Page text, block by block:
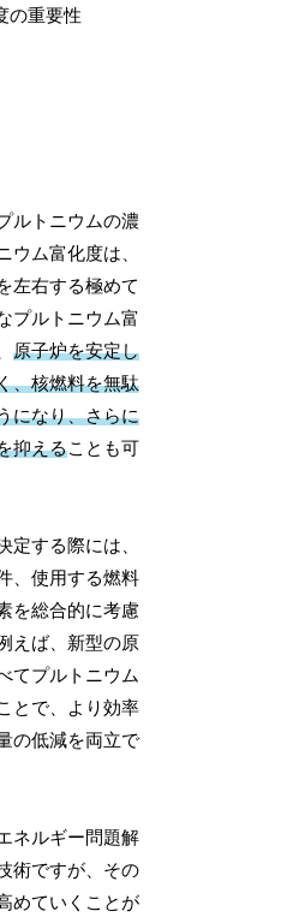
ルトニウムの濃
ウム富化度は、
左右する極めて
プルトニウム富
原子炉を安定し
、核燃料を無駄
になり、さらに
抑えることも可
定する際には、
、使用する燃料
を総合的に考慮
えば、新型の原
てプルトニウム
とで、より効率
の低減を両立で
ネルギー問題解
術ですが、その
めていくことが